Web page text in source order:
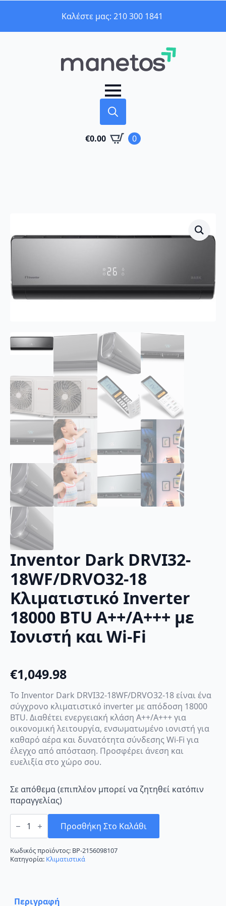
Καλέστε μας: 210 300 1841
for:
€0.00 0
Inventor Dark DRVI32-
18WF/DRVO32-18
Κλιματιστικό Inverter
18000 BTU A++/A+++ με
Ιονιστή και Wi-Fi
€1,049.98
Το Inventor Dark DRVI32-18WF/DRVO32-18 είναι ένα
σύγχρονο κλιματιστικό inverter με απόδοση 18000
BTU. Διαθέτει ενεργειακή κλάση A++/A+++ για
οικονομική λειτουργία, ενσωματωμένο ιονιστή για
καθαρό αέρα και δυνατότητα σύνδεσης Wi-Fi για
έλεγχο από απόσταση. Προσφέρει άνεση και
ευελιξία στο χώρο σου.
Σε απόθεμα (επιπλέον μπορεί να ζητηθεί κατόπιν
παραγγελίας)
Inventor
Dark
18WF/DRVO32-
18
Κλιματιστικό
Inverter
με
Προσθήκη Στο Καλάθι
Κωδικός προϊόντος: BP-2156098107
Κατηγορία: Κλιματιστικά
Περιγραφή